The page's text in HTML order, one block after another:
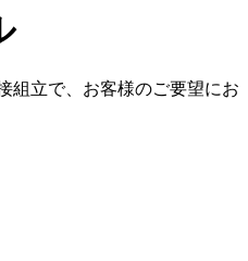
組立で、お客様のご要望にお